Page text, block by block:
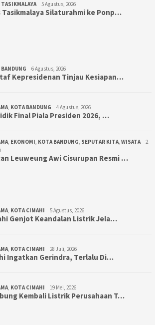
TASIKMALAYA 5 Agustus, 2026
Tasikmalaya Silaturahmi ke Ponp…
BANDUNG 6 Agustus, 2026
Kepresidenan Tinjau Kesiapan…
, KOTA BANDUNG 4 Agustus, 2026
Final Piala Presiden 2026, …
, EKONOMI, KOTA BANDUNG, SEPUTAR KITA, WISATA
2
Leuweung Awi Cisurupan Resmi …
, KOTA CIMAHI 5 Agustus, 2026
Genjot Keandalan Listrik Jela…
, KOTA CIMAHI 28 Juli, 2026
Ingatkan Gerindra, Terlalu Di…
, KOTA CIMAHI 19 Mei, 2026
Kembali Listrik Perusahaan T…